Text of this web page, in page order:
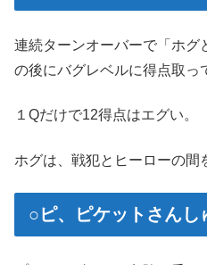
連続ターンオーバーで「ホ
の後にバグレベルに得点取っ
１Qだけで12得点はエグい。
ホグは、戦犯とヒーローの間
○ピ、ピケットさん